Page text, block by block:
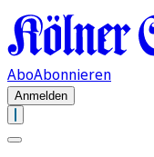
AboAbonnieren
Anmelden